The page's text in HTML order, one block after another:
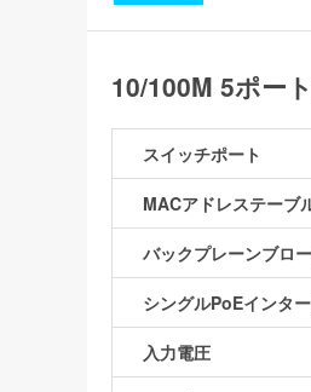
10/100M 5ポー
スイッチポート
MACアドレステーブ
バックプレーンブロ
シングルPoEインタ
入力電圧